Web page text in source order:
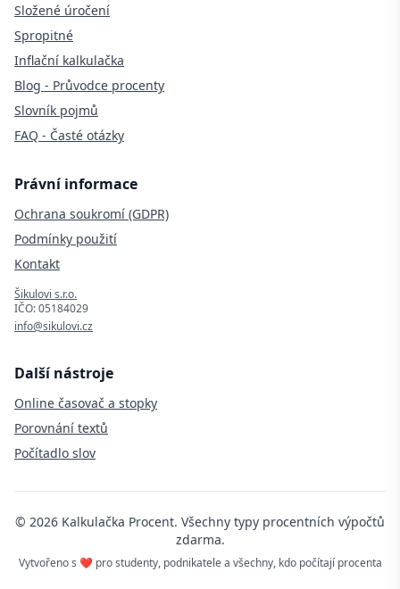
Složené úročení
Spropitné
Inflační kalkulačka
Blog - Průvodce procenty
Slovník pojmů
FAQ - Časté otázky
Právní informace
Ochrana soukromí (GDPR)
Podmínky použití
Kontakt
Šikulovi s.r.o.
IČO: 05184029
info@sikulovi.cz
Další nástroje
Online časovač a stopky
Porovnání textů
Počítadlo slov
© 2026 Kalkulačka Procent. Všechny typy procentních výpočtů
zdarma.
Vytvořeno s ❤️ pro studenty, podnikatele a všechny, kdo počítají procenta